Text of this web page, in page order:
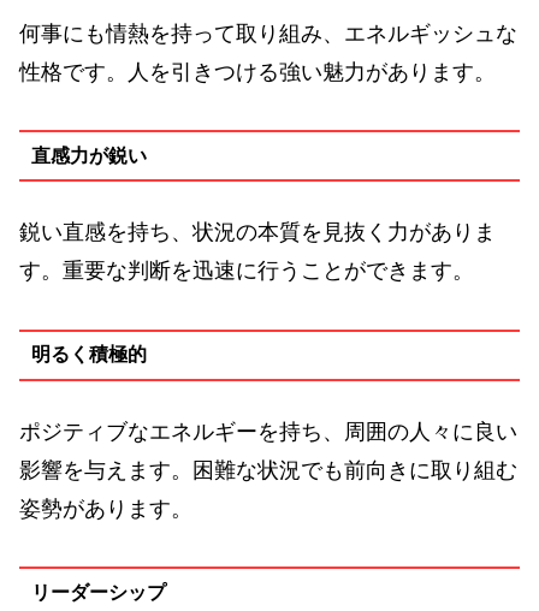
何事にも情熱を持って取り組み、エネルギッシュな
性格です。人を引きつける強い魅力があります。
直感力が鋭い
鋭い直感を持ち、状況の本質を見抜く力がありま
す。重要な判断を迅速に行うことができます。
明るく積極的
ポジティブなエネルギーを持ち、周囲の人々に良い
影響を与えます。困難な状況でも前向きに取り組む
姿勢があります。
リーダーシップ